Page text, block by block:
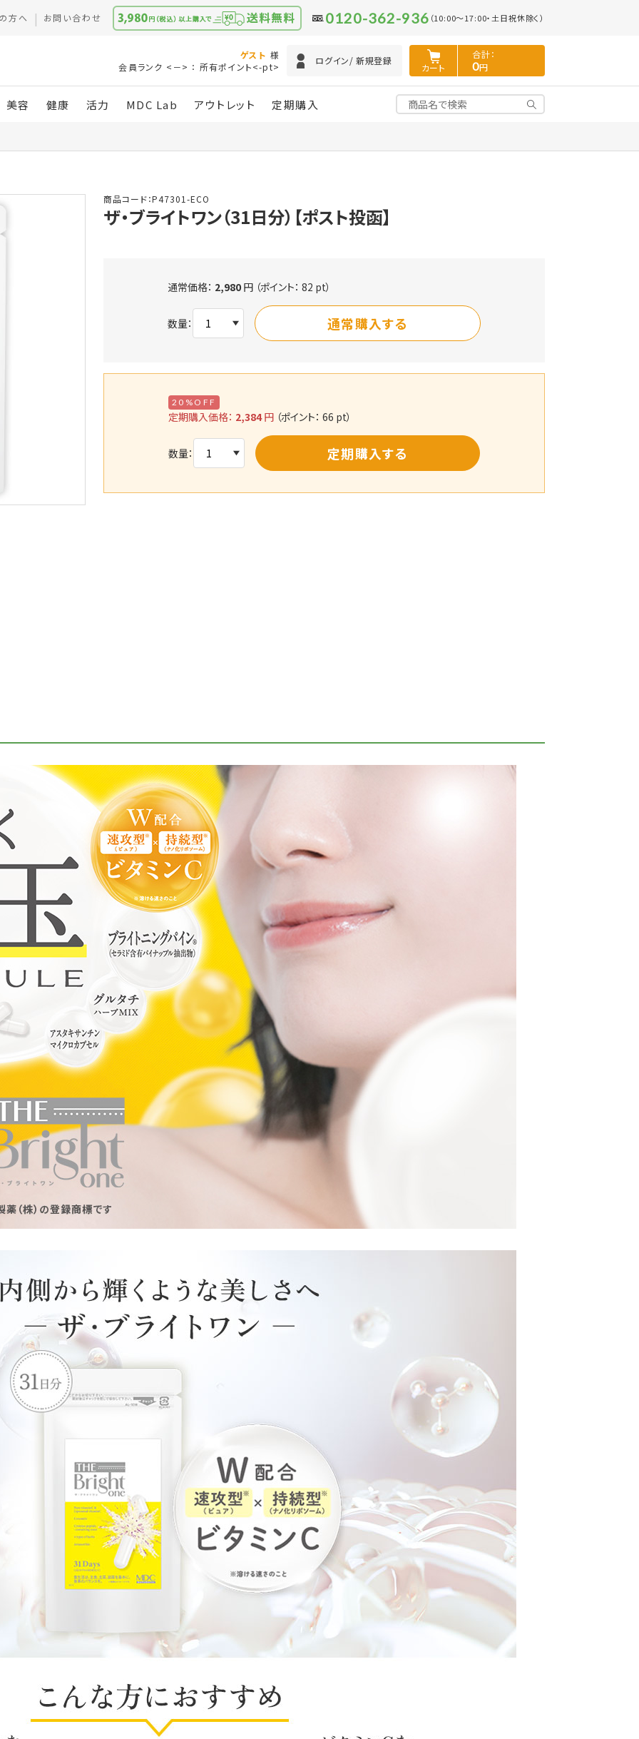
方へ お問い合わせ 0120-362-936 （10:00～17:00・土日祝休除く）
ゲスト 様
会員ランク <－> ： 所有ポイント<-pt>
ログイン/ 新規登録
カート
合計：
0円
美容 健康 活力 MDC Lab アウトレット 定期購入
商品コード：P47301-ECO
ザ・ブライトワン（31日分）【ポスト投函】
通常価格： 2,980 円 （ポイント： 82 pt）
数量： 通常購入する
20%OFF
定期購入価格： 2,384円 （ポイント： 66 pt）
数量： 定期購入する